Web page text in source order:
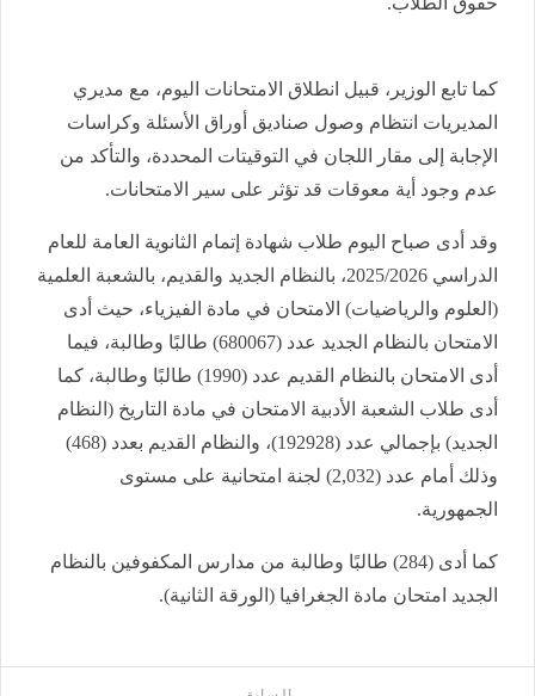
كما تابع الوزير، قبيل انطلاق الامتحانات اليوم، مع مديري
المديريات انتظام وصول صناديق أوراق الأسئلة وكراسات
الإجابة إلى مقار اللجان في التوقيتات المحددة، والتأكد من
عدم وجود أية معوقات قد تؤثر على سير الامتحانات.
وقد أدى صباح اليوم طلاب شهادة إتمام الثانوية العامة للعام
الدراسي 2025/2026، بالنظام الجديد والقديم، بالشعبة العلمية
(العلوم والرياضيات) الامتحان في مادة الفيزياء، حيث أدى
الامتحان بالنظام الجديد عدد (680067) طالبًا وطالبة، فيما
أدى الامتحان بالنظام القديم عدد (1990) طالبًا وطالبة، كما
أدى طلاب الشعبة الأدبية الامتحان في مادة التاريخ (النظام
الجديد) بإجمالي عدد (192928)، والنظام القديم بعدد (468)
وذلك أمام عدد (2,032) لجنة امتحانية على مستوى
الجمهورية.
كما أدى (284) طالبًا وطالبة من مدارس المكفوفين بالنظام
الجديد امتحان مادة الجغرافيا (الورقة الثانية).